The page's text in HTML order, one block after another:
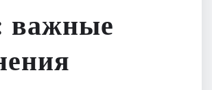
важные